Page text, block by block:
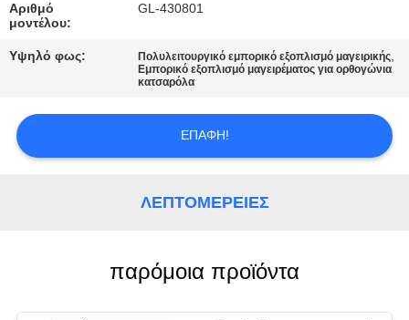
ΈΛΕΓΧΟΣ
ΠΟΙΌΤΗΤΑΣ
ΖΗΤΉΣΤΕ
SITEMAP
Αριθμό
μοντέλου:
GL-430801
Υψηλό φως: Πολυλειτουργικό εμπορικό εξοπλισμό μαγειρικής,
Εμπορικό εξοπλισμό μαγειρέματος για ορθογώνια
κατσαρόλα
ΕΠΑΦΉ!
ΛΕΠΤΟΜΈΡΕΙΕΣ
παρόμοια προϊόντα